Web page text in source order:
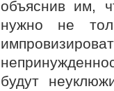
объяснив им,
нужно не
будут